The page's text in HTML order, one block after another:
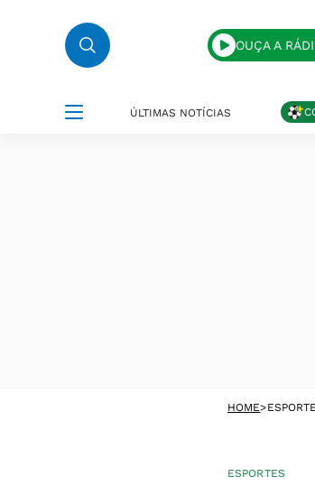
OUÇA A
ÚLTIMAS NOTÍCIAS
HOME>
ESPORTES